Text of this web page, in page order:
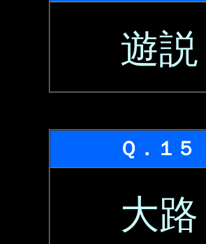
遊説
Ｑ．１５
大路